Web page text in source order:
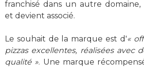
franchisé dans un autre
et devient associé.
Le souhait de la marque est d'«
pizzas excellentes, réalisées avec
qualité ». Une marque